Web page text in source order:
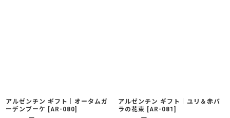
アルゼンチン ギフト｜オータムガ
ーデンブーケ
[AR-080]
アルゼンチン ギフト｜ユリ＆赤バ
ラの花束 [AR-081 ]